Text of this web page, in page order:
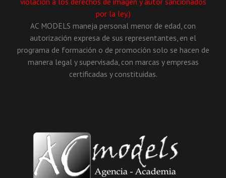
por la ley.)
AC MODELS maneja personal menor de edad, con
autorización expresa de sus representantes, en el
programa de formación o de promoción solo se hacen de
manera legal y supervisada, con marcas y empresas
certificadas y constituidas.